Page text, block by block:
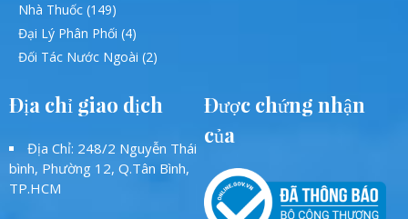
Nhà Thuốc (149)
Đại Lý Phân Phối (4)
Đối Tác Nước Ngoài (2)
Địa chỉ giao dịch
Địa Chỉ: 248/2 Nguyễn Thái
bình, Phường 12, Q.Tân Bình,
TP.HCM
Được chứng nhận
của